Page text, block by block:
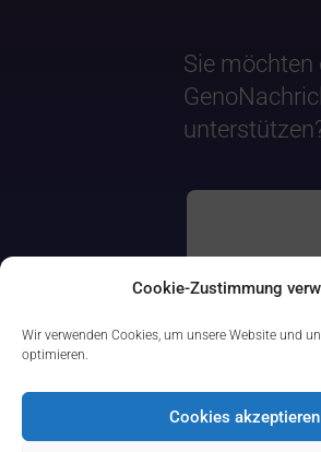
Cookie-Zustimmung
Wir verwenden Cookies, um unsere Website und
optimieren.
Cookies akzeptieren
Sie möchten